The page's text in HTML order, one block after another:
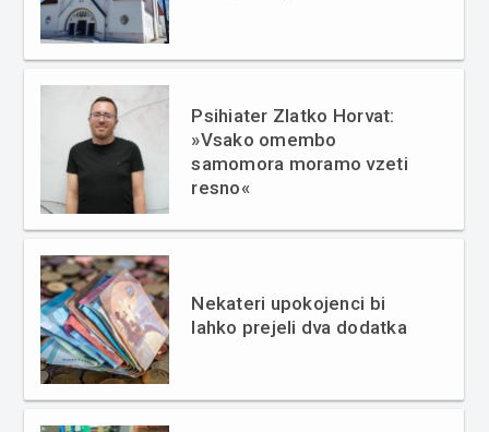
Psihiater Zlatko Horvat:
»Vsako omembo
samomora moramo vzeti
resno«
Nekateri upokojenci bi
lahko prejeli dva dodatka